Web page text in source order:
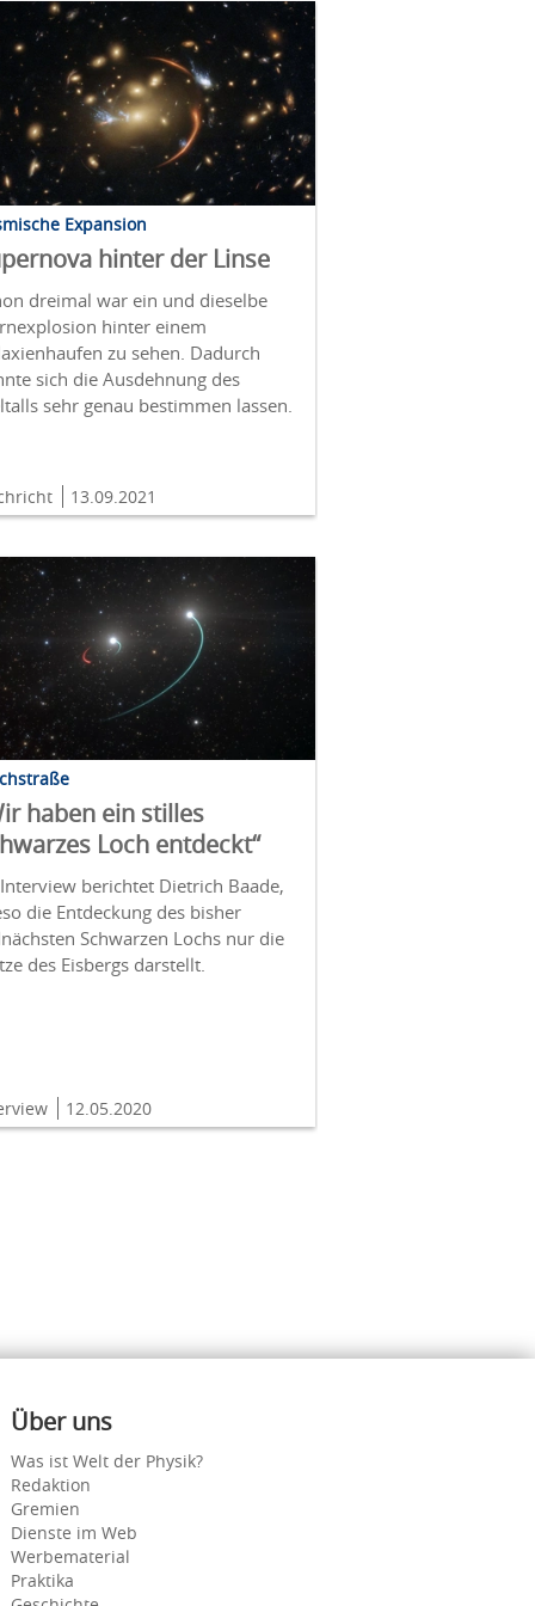
Expansion
hinter der Linse
dreimal war ein und dieselbe
hinter einem
zu sehen. Dadurch
sich die Ausdehnung des
sehr genau bestimmen lassen.
13.09.2021
haben ein stilles
Loch entdeckt“
berichtet Dietrich Baade,
die Entdeckung des bisher
Schwarzen Lochs nur die
des Eisbergs darstellt.
12.05.2020
Über uns
Was ist Welt der Physik?
Redaktion
Gremien
Dienste im Web
Werbematerial
Praktika